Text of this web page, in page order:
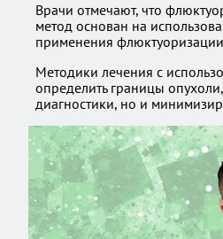
Врачи отмечают, что
метод основан на
применения
Методики лечения с
определить границы
диагностики, но и